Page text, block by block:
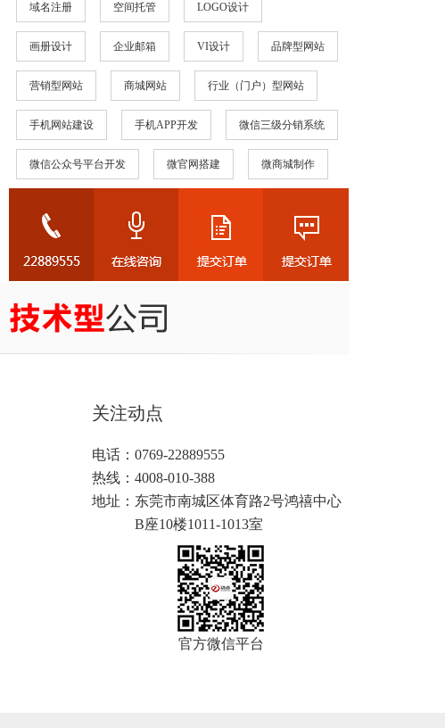
域名注册 空间托管 LOGO设计
画册设计 企业邮箱 VI设计 品牌型网站
营销型网站 商城网站 行业（门户）型网站
手机网站建设 手机APP开发 微信三级分销系统
微信公众号平台开发 微官网搭建 微商城制作
关注动点
电话：0769-22889555
热线：4008-010-388
地址： 东莞市南城区体育路2号鸿禧中心
B座10楼1011-1013室
官方微信平台